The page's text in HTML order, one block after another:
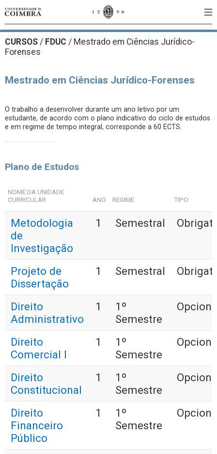
CURSOS / FDUC / Mestrado em Ciências Jurídico-
Forenses
Mestrado em Ciências Jurídico-Forenses
O trabalho a desenvolver durante um ano letivo por um
estudante, de acordo com o plano indicativo do ciclo de estudos
e em regime de tempo integral, corresponde a 60 ECTS.
Plano de Estudos
NOME DA UNIDADE
CURRICULAR
ANO REGIME TIPO
Metodologia
de
Investigação
1 Semestral
Projeto de
Dissertação
1 Semestral
Direito
Administrativo
1
1º
Semestre
Direito
Comercial I
1
1º
Semestre
Direito
Constitucional
1
1º
Semestre
Direito
Financeiro
Público
1
1º
Semestre